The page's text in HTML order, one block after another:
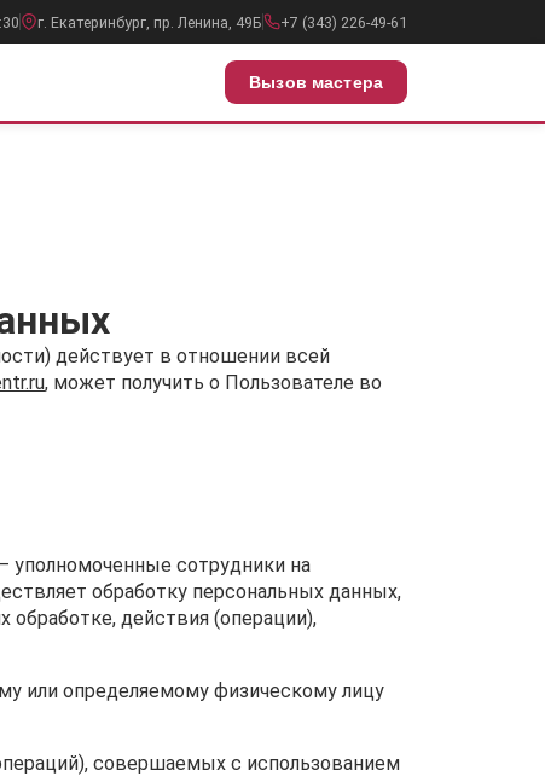
г. Екатеринбург, пр. Ленина, 49Б +7 (343) 226-49-61
Вызов мастера
действует в отношении всей
, может получить о Пользователе во
уполномоченные сотрудники на
обработку персональных данных,
действия (операции),
или определяемому физическому лицу
совершаемых с использованием